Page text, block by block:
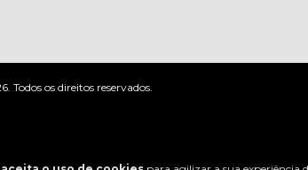
os direitos reservados.